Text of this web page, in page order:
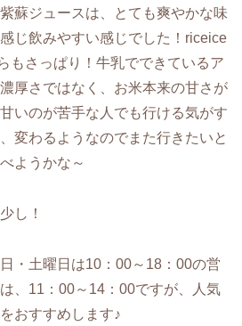
蘇ジュースは、とても爽やかな味
じ飲みやすい感じでした！riceice
もさっぱり！牛乳でできているア
厚さではなく、お米本来の甘さが
いのが苦手な人でも行ける気がす
変わるようなのでまた行きたいと
ようかな～
し！
・土曜日は10：00～18：00の営
、11：00～14：00ですが、人気
おすすめします♪